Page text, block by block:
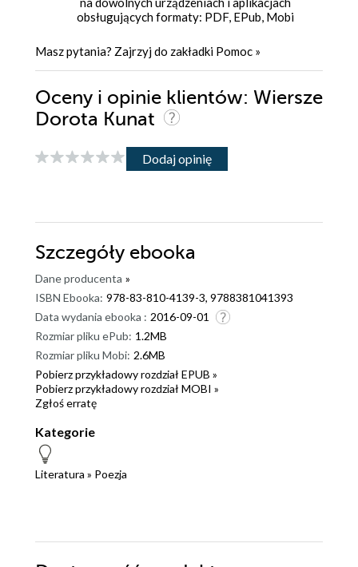
obsługujących formaty: PDF, EPub, Mobi
Masz pytania? Zajrzyj do zakładki Pomoc »
Oceny i opinie klientów: Wiersze
Dorota Kunat
Dodaj opinię
Szczegóły ebooka
Dane producenta »
ISBN Ebooka: 978-83-810-4139-3, 9788381041393
Data wydania ebooka : 2016-09-01
Rozmiar pliku ePub: 1.2MB
Rozmiar pliku Mobi: 2.6MB
Pobierz przykładowy rozdział EPUB »
Pobierz przykładowy rozdział MOBI »
Zgłoś erratę
Kategorie
Literatura » Poezja